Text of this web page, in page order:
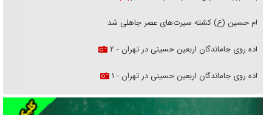
گفتگوی دکتر اخوان مدیرمسئول روزنامه جوان با برنامه تلویزیونی «نبرد
بازتاب روزنامه جوان ۱۵ مرداد در شبکه خبر
امام حسین (ع) کشته سیرت‌های عصر جاهلی شد